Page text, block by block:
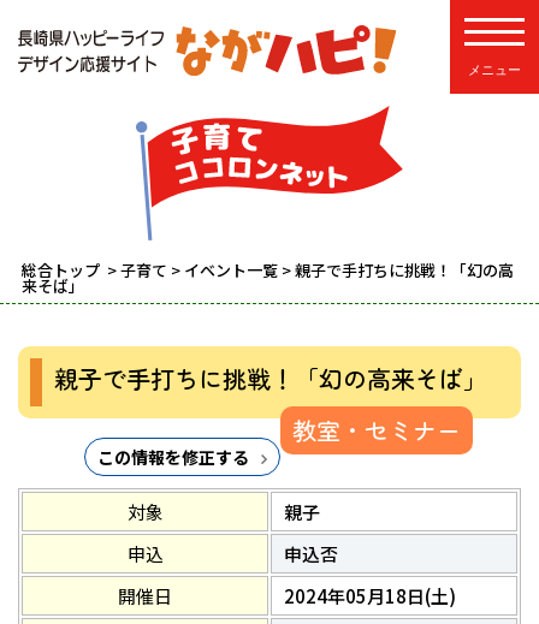
総合トップ >子育て > イベント一覧 > 親子で手打ちに挑戦！「幻の高
来そば」
親子で手打ちに挑戦！「幻の高来そば」
教室・セミナー
この情報を修正する
対象
親子
申込
申込否
開催日
2024年05月18日(土)